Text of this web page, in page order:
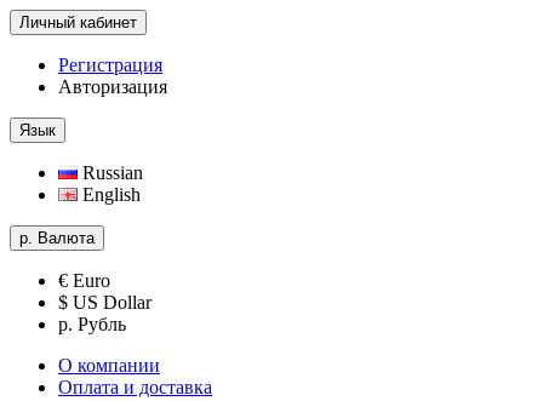
Личный кабинет
Регистрация
Авторизация
Язык
Russian
English
р. Валюта
€ Euro
$ US Dollar
р. Рубль
О компании
Оплата и доставка